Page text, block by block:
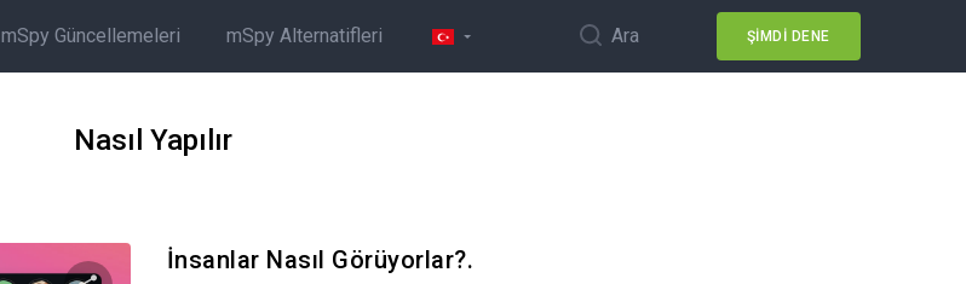
mSpy Güncellemeleri mSpy Alternatifleri Ara ŞIMDI DENE
Nasıl Yapılır
İnsanlar Nasıl Görüyorlar?.